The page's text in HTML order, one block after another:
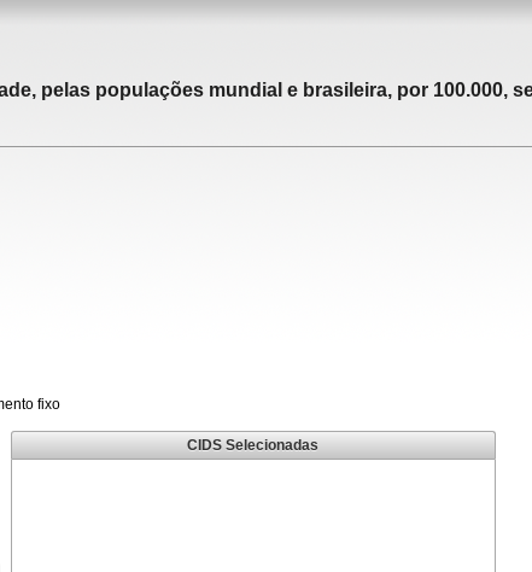
pelas populações mundial e brasileira, por 100.000,
fixo
CIDS Selecionadas